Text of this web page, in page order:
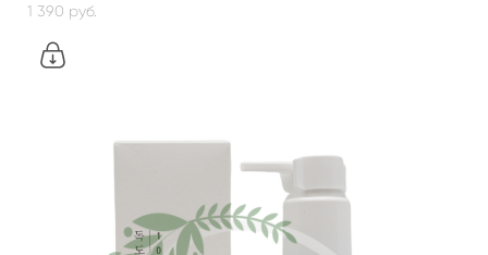
1 390 pуб.